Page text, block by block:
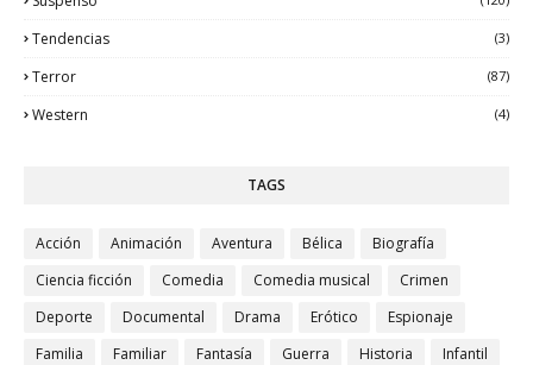
Tendencias (3)
Terror (87)
Western (4)
TAGS
Acción Animación Aventura Bélica
Biografía
Ciencia ficción
Comedia Comedia musical
Crimen
Deporte
Documental Drama Erótico
Espionaje
Familia
Familiar Fantasía Guerra Historia
Infantil